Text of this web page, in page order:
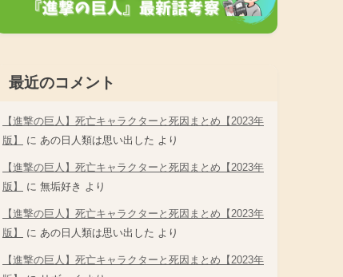
最近のコメント
【進撃の巨人】死亡キャラクターと死因まとめ【2023年
版】
に あの日人類は思い出した より
【進撃の巨人】死亡キャラクターと死因まとめ【2023年
版】
に 無垢好き より
【進撃の巨人】死亡キャラクターと死因まとめ【2023年
版】
に あの日人類は思い出した より
【進撃の巨人】死亡キャラクターと死因まとめ【2023年